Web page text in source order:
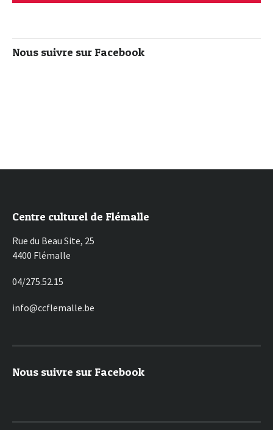
Nous suivre sur Facebook
Centre culturel de Flémalle
Rue du Beau Site, 25
4400 Flémalle
04/275.52.15
info@ccflemalle.be
Nous suivre sur Facebook